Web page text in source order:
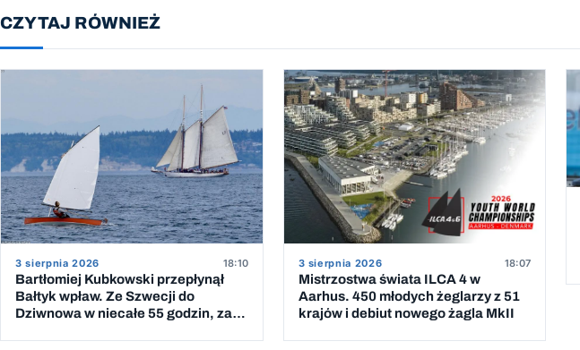
CZYTAJ RÓWNIEŻ
3 sierpnia 2026 18:10
Bartłomiej Kubkowski przepłynął
Bałtyk wpław. Ze Szwecji do
Dziwnowa w niecałe 55 godzin, za
3 sierpnia 2026 18:07
Mistrzostwa świata ILCA 4 w
Aarhus. 450 młodych żeglarzy z 51
krajów i debiut nowego żagla MkII